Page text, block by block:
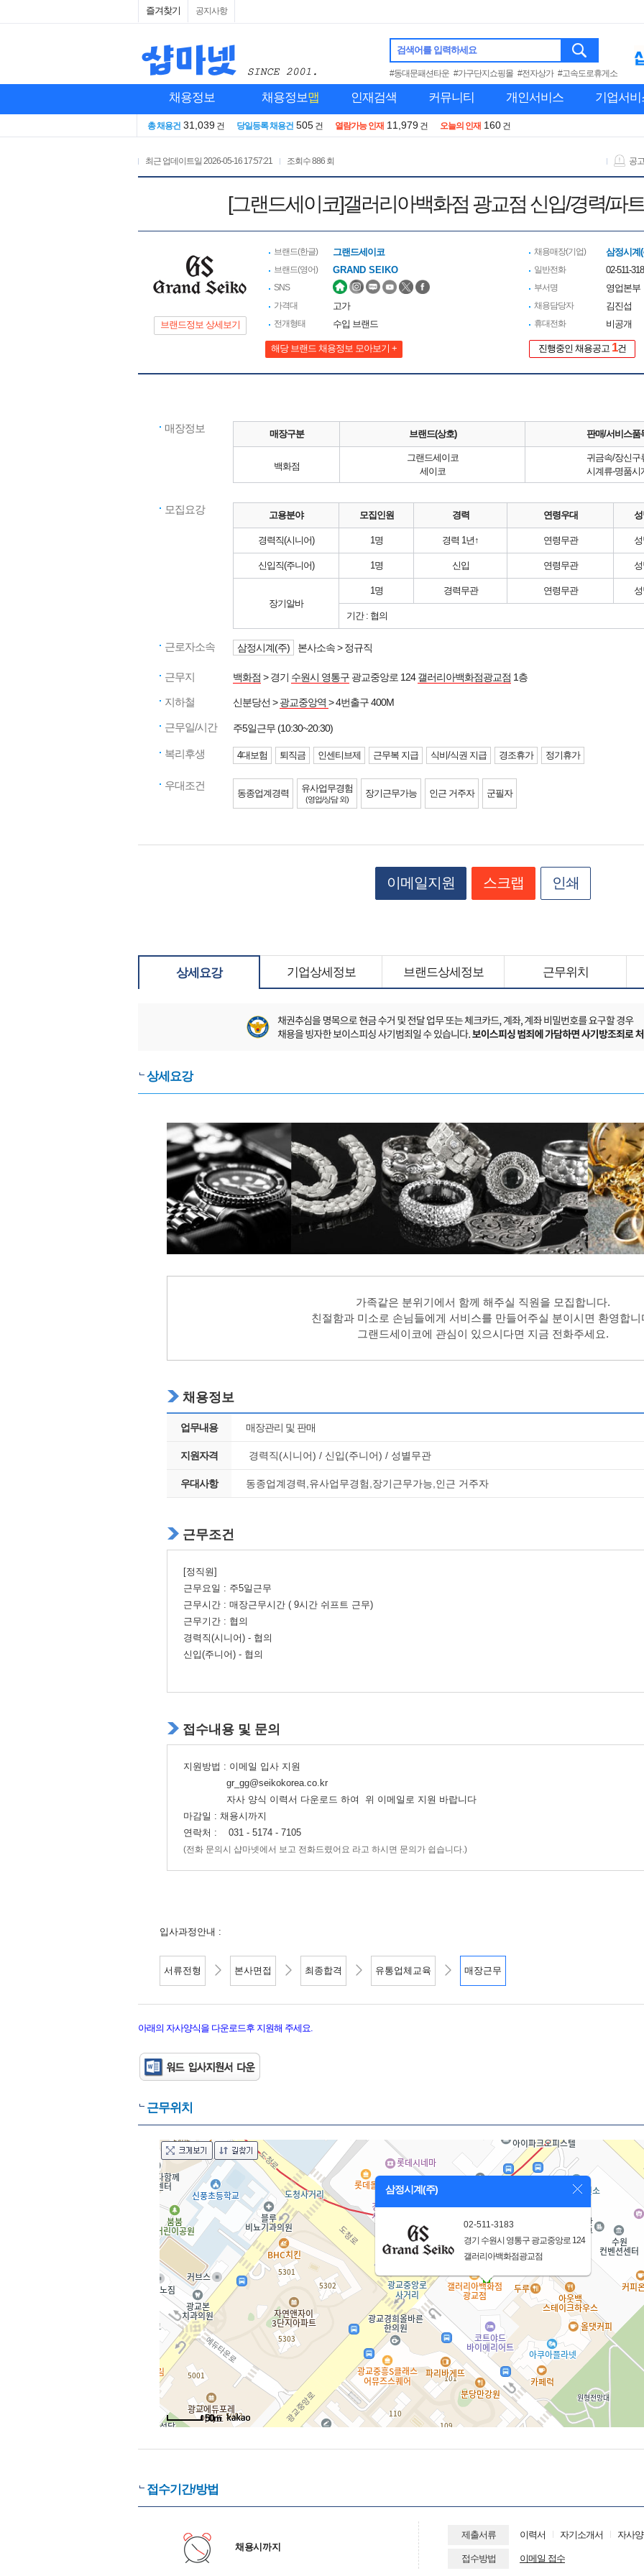
즐겨찾기 공지사항
검색어를 입력하세요
#동대문패션타운 #가구단지쇼핑몰 #전자상가 #고속도로휴게소
채용정보 채용정보맵 인재검색 커뮤니티 개인서비스 기업서비
총 채용건 31,039 건 당일등록 채용건 505 건 열람가능 인재 11,979 건 오늘의 인재 160 건
최근 업데이트일 2026-05-16 17:57:21 조회수886 회 공
[그랜드세이코]갤러리아백화점 광교점 신입/경력/파
브랜드정보 상세보기
브랜드(한글) 그랜드세이코
브랜드(영어) GRAND SEIKO
SNS
가격대
고가
전개형태 수입 브랜드
해당 브랜드 채용정보 모아보기 +
채용매장(기업) 삼정시계(
일반전화 02-511-
부서명 영업본부
채용담당자 김진섭
휴대전화 비공개
진행중인 채용공고 1건
매장정보 매장구분 브랜드(상호) 판매/서비스품
백화점
그랜드세이코
세이코
귀금속/장신구
시계류-명품시
모집요강 고용분야 모집인원 경력 연령우대
경력직(시니어) 1명 경력 1년↑ 연령무관
신입직(주니어) 1명 신입 연령무관
장기알바
1명 경력무관 연령무관
기간 : 협의
근로자소속 삼정시계(주) 본사소속 > 정규직
근무지 백화점 > 경기 수원시 영통구 광교중앙로 124갤러리아백화점광교점 1층
지하철 신분당선 >광교중앙역 > 4번출구 400M
근무일/시간 주5일근무 (10:30~20:30)
복리후생 4대보험 퇴직금 인센티브제 근무복 지급 식비/식권 지급 경조휴가 정기휴가
우대조건
동종업계경력 유사업무경험
(영업/상담 외)
장기근무가능 인근 거주자 군필자
이메일지원 스크랩 인쇄
상세요강 기업상세정보 브랜드상세정보 근무위치
상세요강
가족같은 분위기에서 함께 해주실 직원을 모집합니다.
친절함과 미소로 손님들에게 서비스를 만들어주실 분이시면 환영합니
그랜드세이코에 관심이 있으시다면 지금 전화주세요.
채용정보
업무내용 매장관리 및 판매
지원자격 경력직(시니어) / 신입(주니어) / 성별무관
우대사항 동종업계경력,유사업무경험,장기근무가능,인근 거주자
근무조건
[정직원]
근무요일 : 주5일근무
근무시간 : 매장근무시간 ( 9시간 쉬프트 근무)
근무기간 : 협의
경력직(시니어) - 협의
신입(주니어) - 협의
접수내용 및 문의
지원방법 : 이메일 입사 지원
gr_gg@seikokorea.co.kr
자사 양식 이력서 다운로드 하여 위 이메일로 지원 바랍니다
마감일 : 채용시까지
연락처 :
031 - 5174 - 7105
(전화 문의시 샵마넷에서 보고 전화드렸어요 라고 하시면 문의가 쉽습니다.)
입사과정안내 :
서류전형 본사면접 최종합격 유통업체교육 매장근무
아래의 자사양식을 다운로드후 지원해 주세요.
근무위치
삼정시계(주)
02-511-3183
경기 수원시 영통구 광교중앙로 124
갤러리아백화점광교점
50m
접수기간/방법
채용시까지
제출서류 이력서 자기소개서 자사
접수방법 이메일 접수